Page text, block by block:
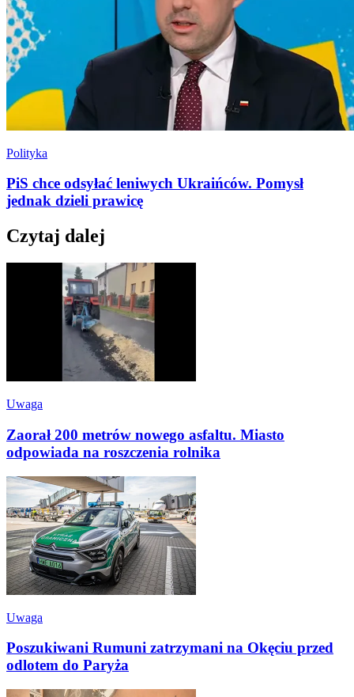
Polityka
PiS chce odsyłać leniwych Ukraińców. Pomysł
jednak dzieli prawicę
Czytaj dalej
Uwaga
Zaorał 200 metrów nowego asfaltu. Miasto
odpowiada na roszczenia rolnika
Uwaga
Poszukiwani Rumuni zatrzymani na Okęciu przed
odlotem do Paryża